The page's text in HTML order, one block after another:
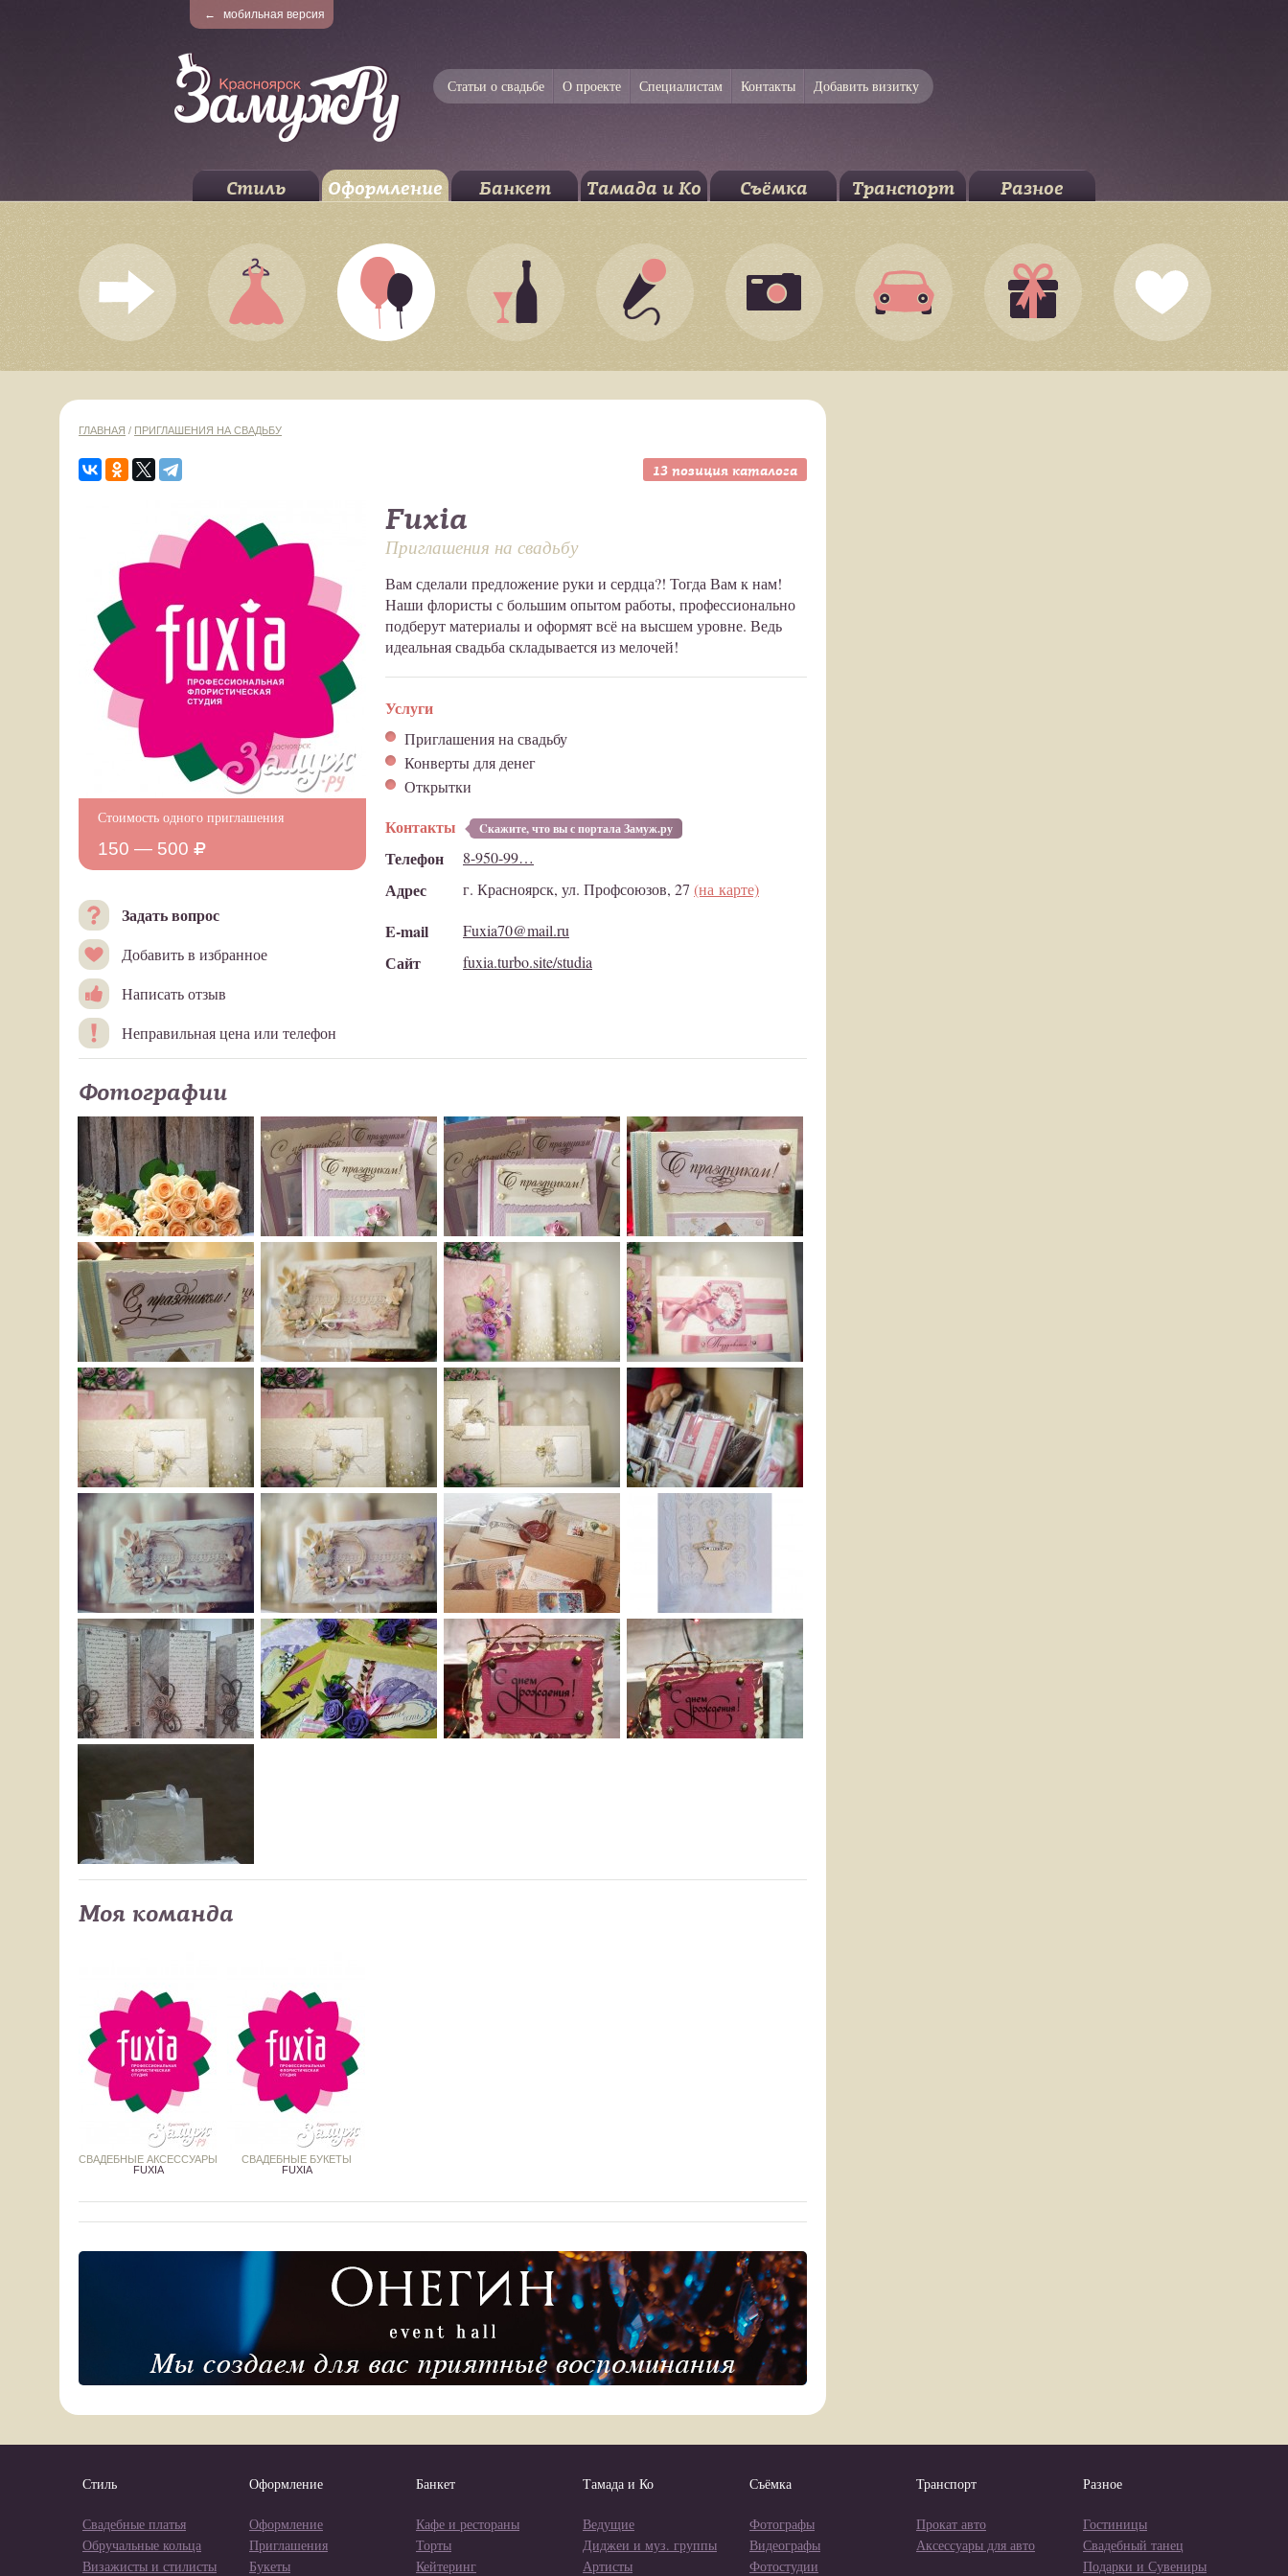
Статьи о свадьбе О проекте Специалистам Контакты Добавить визитку
← мобильная версия
Стиль Оформление Банкет Тамада и Ко Съёмка Транспорт Разное
ГЛАВНАЯ / ПРИГЛАШЕНИЯ НА СВАДЬБУ
13 позиция каталога
Стоимость одного приглашения
150 — 500
Задать вопрос
Добавить в избранное
Написать отзыв
Неправильная цена или телефон
Fuxia
Приглашения на свадьбу
Вам сделали предложение руки и сердца?! Тогда Вам к нам!
Наши флористы с большим опытом работы, профессионально
подберут материалы и оформят всё на высшем уровне. Ведь
идеальная свадьба складывается из мелочей!
Услуги
Приглашения на свадьбу
Конверты для денег
Открытки
Контакты Cкажите, что вы с портала Замуж.ру
Телефон 8-950-99…
Адрес г. Красноярск, ул. Профсоюзов, 27 (на карте)
E-mail Fuxia70@mail.ru
Сайт fuxia.turbo.site/studia
Фотографии
Моя команда
СВАДЕБНЫЕ АКСЕССУАРЫ
FUXIA
СВАДЕБНЫЕ БУКЕТЫ
FUXIA
Стиль
Свадебные платья
Обручальные кольца
Визажисты и стилисты
Оформление
Оформление
Приглашения
Букеты
Банкет
Кафе и рестораны
Торты
Кейтеринг
Тамада и Ко
Ведущие
Диджеи и муз. группы
Артисты
Съёмка
Фотографы
Видеографы
Фотостудии
Транспорт
Прокат авто
Аксессуары для авто
Разное
Гостиницы
Свадебный танец
Подарки и Сувениры